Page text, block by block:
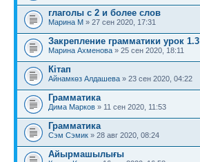
глаголы с 2 и более слов
Марина М » 27 сен 2020, 17:31
Закрепление грамматики урок 1.3
Марина Ахменова » 25 сен 2020, 18:11
Кітап
Айнамкөз Алдашева » 23 сен 2020, 04:22
Грамматика
Дима Марков » 11 сен 2020, 11:53
Грамматика
Сэм Сэмик » 28 авг 2020, 08:24
Айырмашылығы